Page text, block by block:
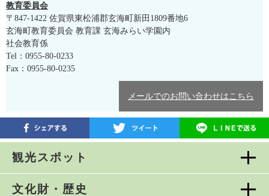
教育委員会
〒847-1422 佐賀県東松浦郡玄海町新田1809番地6
玄海町教育委員会 教育課 玄海みらい学園内
社会教育係
Tel：0955-80-0233
Fax：0955-80-0235
メールでのお問い合わせはこちら
観光スポット
文化財・歴史